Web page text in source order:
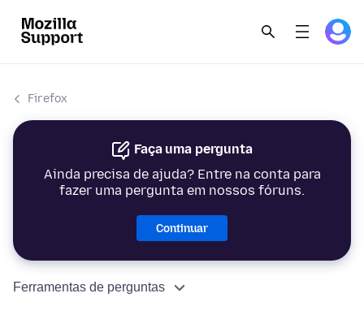
Firefox
Faça uma pergunta
Ainda precisa de ajuda? Entre na conta para
fazer uma pergunta em nossos fóruns.
Continuar
Ferramentas de perguntas